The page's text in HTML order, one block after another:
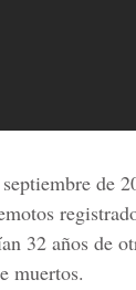
septiembre de
32 años de
muertos.